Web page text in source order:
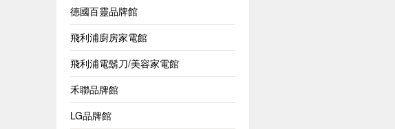
德國百靈品牌館
飛利浦廚房家電館
飛利浦電鬍刀/美容家電館
禾聯品牌館
LG品牌館